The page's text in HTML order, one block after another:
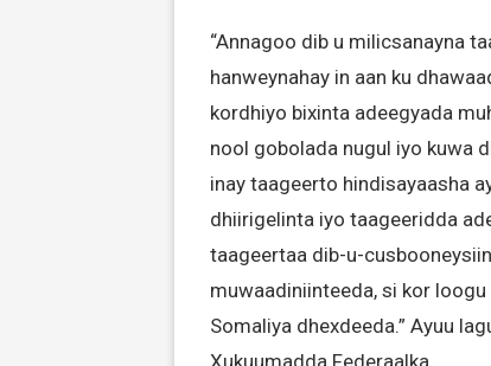
“Annagoo dib u milicsanayna
hanweynahay in aan ku
kordhiyo bixinta adeegyada
nool gobolada nugul iyo kuwa
inay taageerto hindisayaasha
dhiirigelinta iyo taageeridda
taageertaa dib-u-
muwaadiniinteeda, si kor
Somaliya dhexdeeda.” Ayuu
Xukuumadda Federaalka.